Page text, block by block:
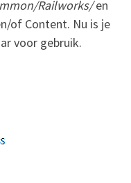
Railworks/en
of Content. Nu is je
voor gebruik.